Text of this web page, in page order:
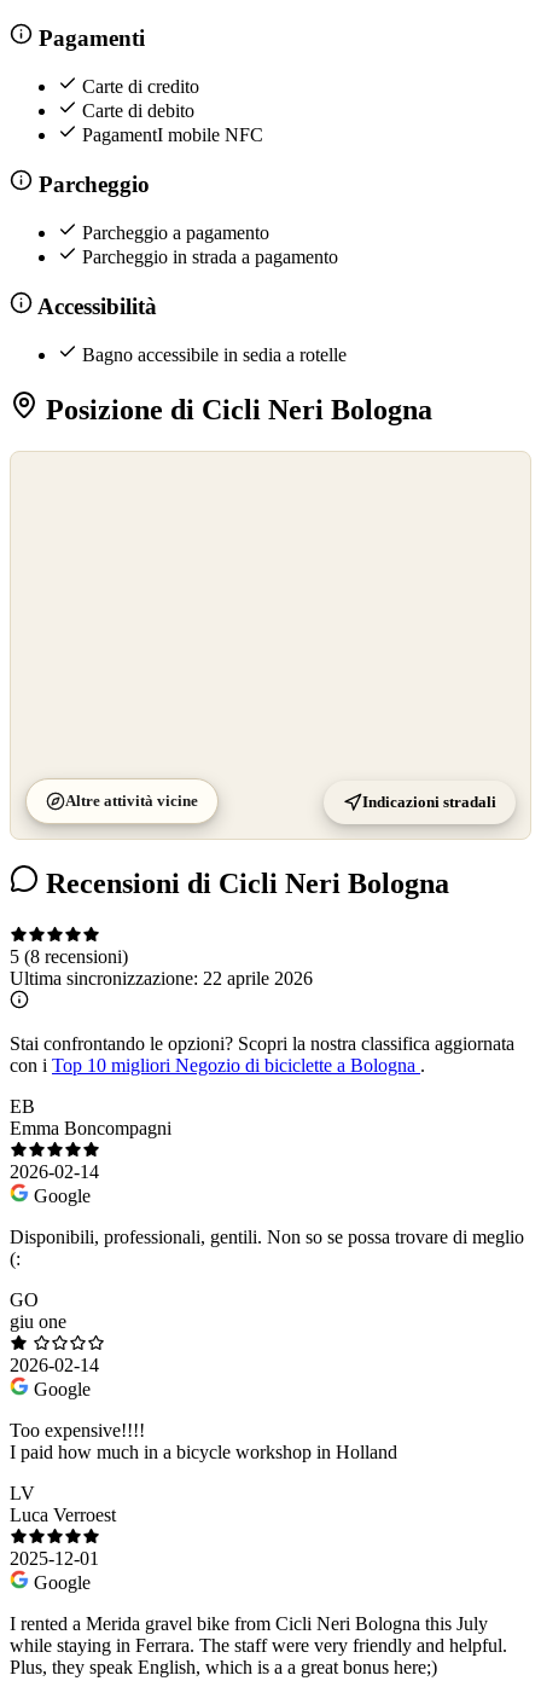
Pagamenti
Carte di credito
Carte di debito
PagamentI mobile NFC
Parcheggio
Parcheggio a pagamento
Parcheggio in strada a pagamento
Accessibilità
Bagno accessibile in sedia a rotelle
Posizione di Cicli Neri Bologna
Altre attività vicine Indicazioni stradali
Recensioni di Cicli Neri Bologna
5 (8 recensioni)
Ultima sincronizzazione: 22 aprile 2026
Stai confrontando le opzioni? Scopri la nostra classifica aggiornata
con i Top 10 migliori Negozio di biciclette a Bologna .
EB
Emma Boncompagni
2026-02-14
Google
Disponibili, professionali, gentili. Non so se possa trovare di meglio
(:
GO
giu one
2026-02-14
Google
Too expensive!!!!
I paid how much in a bicycle workshop in Holland
LV
Luca Verroest
2025-12-01
Google
I rented a Merida gravel bike from Cicli Neri Bologna this July
while staying in Ferrara. The staff were very friendly and helpful.
Plus, they speak English, which is a a great bonus here;)